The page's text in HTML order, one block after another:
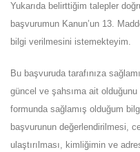
Yukarıda belirttiğim talepler
başvurumun Kanun’un 13.
bilgi verilmesini istemekteyim.
Bu başvuruda tarafınıza
güncel ve şahsıma ait
formunda sağlamış olduğum
başvurunun değerlendirilmesi,
ulaştırılması, kimliğimin ve